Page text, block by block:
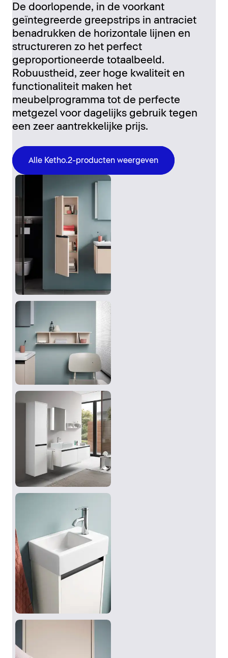
De doorlopende, in de voorkant
geïntegreerde greepstrips in antraciet
benadrukken de horizontale lijnen en
structureren zo het perfect
geproportioneerde totaalbeeld.
Robuustheid, zeer hoge kwaliteit en
functionaliteit maken het
meubelprogramma tot de perfecte
metgezel voor dagelijks gebruik tegen
een zeer aantrekkelijke prijs.
Alle Ketho.2-producten weergeven